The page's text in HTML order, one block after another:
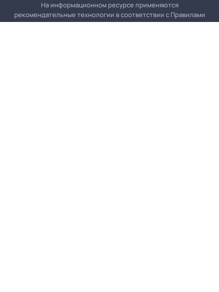
На информационном ресурсе применяются
рекомендательные технологии в соответствии с Правилами